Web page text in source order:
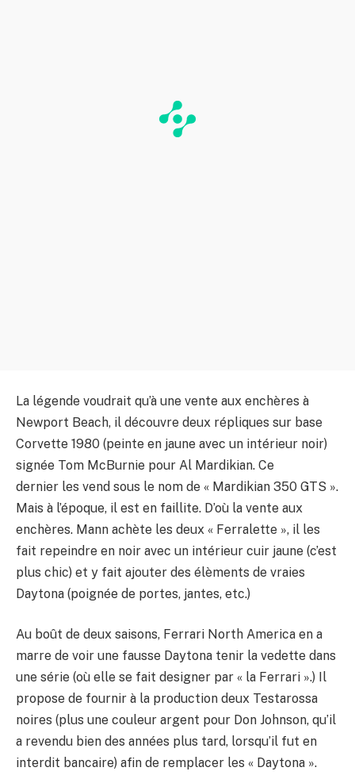
La légende voudrait qu’à une vente aux enchères à
Newport Beach, il découvre deux répliques sur base
Corvette 1980 (peinte en jaune avec un intérieur noir)
signée Tom McBurnie pour Al Mardikian. Ce
dernier les vend sous le nom de « Mardikian 350 GTS ».
Mais à l’époque, il est en faillite. D’où la vente aux
enchères. Mann achète les deux « Ferralette », il les
fait repeindre en noir avec un intérieur cuir jaune (c’est
plus chic) et y fait ajouter des élèments de vraies
Daytona (poignée de portes, jantes, etc.)
Au boût de deux saisons, Ferrari North America en a
marre de voir une fausse Daytona tenir la vedette dans
une série (où elle se fait designer par « la Ferrari ».) Il
propose de fournir à la production deux Testarossa
noires (plus une couleur argent pour Don Johnson, qu’il
a revendu bien des années plus tard, lorsqu’il fut en
interdit bancaire) afin de remplacer les « Daytona ».